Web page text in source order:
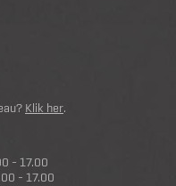
Klik her.
- 17.00
- 17.00